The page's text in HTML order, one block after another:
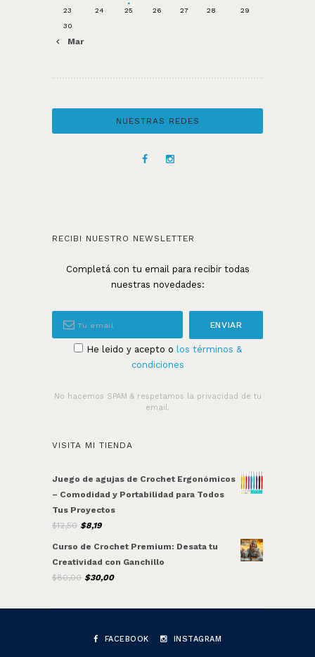
23
24 25 26 27 28
29
30
Mar
NUESTRAS REDES
RECIBI NUESTRO NEWSLETTER
Completá con tu email para recibir todas
nuestras novedades:
He leido y acepto o
los términos &
condiciones
No hacemos SPAM & respetamos la privacidad de tu
email.
VISITA MI TIENDA
Juego de agujas de Crochet Ergonómicos
– Comodidad y Portabilidad para Todos
Tus Proyectos
$12,50 Original
$12,50.
$8,19Current
Curso de Crochet Premium: Desata tu
Creatividad con Ganchillo
$80,00 Original
was:
$30,00Current
is:
FACEBOOK INSTAGRAM